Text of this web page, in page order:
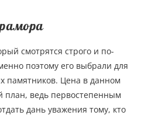
смотрятся строго и по-
поэтому его выбрали для
памятников. Цена в данном
план, ведь первостепенным
дань уважения тому, кто